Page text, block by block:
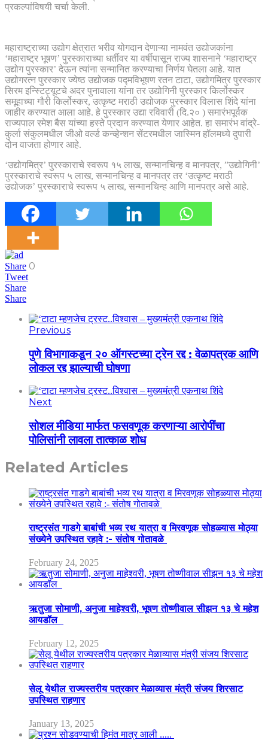
प्रकल्पांविषयी चर्चा केली.
महाराष्ट्राच्या उद्योग क्षेत्रात भरीव योगदान देणाऱ्या नामवंत उद्योजकांना
‘महाराष्ट्र भूषण’ पुरस्काराच्या धर्तीवर या वर्षीपासून राज्य शासनाने ‘महाराष्ट्र
उद्योग पुरस्कार’ देऊन त्यांना सन्मानित करण्याचा निर्णय घेतला आहे. यात
उद्योगरत्न पुरस्कार ज्येष्ठ उद्योजक पद्मविभूषण रतन टाटा, उद्योगमित्र पुरस्कार
सिरम इन्स्टिट्यूटचे अदर पुनावाला यांना तर उद्योगिनी पुरस्कार किर्लोस्कर
समूहाच्या गौरी किर्लोस्कर, उत्कृष्ट मराठी उद्योजक पुरस्कार विलास शिंदे यांना
जाहीर करण्यात आला आहे. हे पुरस्कार उद्या रविवारी (दि.२० ) समारंभपूर्वक
राज्यपाल रमेश बैस यांच्या हस्ते प्रदान करण्यात येणार आहेत. हा समारंभ वांद्रे-
कुर्ला संकुलमधील जीओ वर्ल्ड कन्व्हेन्शन सेंटरमधील जास्मिन हॉलमध्ये दुपारी
दोन वाजता होणार आहे.
‘उद्योगमित्र’ पुरस्काराचे स्वरूप १५ लाख, सन्मानचिन्ह व मानपत्र, ”उद्योगिनी’
पुरस्काराचे स्वरूप ५ लाख, सन्मानचिन्ह व मानपत्र तर ‘उत्कृष्ट मराठी
उद्योजक’ पुरस्काराचे स्वरूप ५ लाख, सन्मानचिन्ह आणि मानपत्र असे आहे.
Share 0
Tweet
Share
Share
Previous
पुणे विभागाकडून २० ऑगस्टच्या ट्रेन रद्द : वेळापत्रक आणि
लोकल रद्द झाल्याची घोषणा
Next
सोशल मीडिया मार्फत फसवणूक करणाऱ्या आरोपींचा
पोलिसांनी लावला तात्काळ शोध
Related Articles
राष्ट्रसंत गाडगे बाबांची भव्य रथ यात्रा व मिरवणूक सोहळ्यास मोठ्या
संख्येने उपस्थित रहावे :- संतोष गोतावळे
February 24, 2025
ऋतुजा सोमाणी, अनुजा माहेश्वरी, भूषण तोष्णीवाल सीझन १३ चे महेश
आयडॉल
February 12, 2025
सेलू येथील राज्यस्तरीय पत्रकार मेळाव्यास मंत्री संजय शिरसाट
उपस्थित राहणार
January 13, 2025